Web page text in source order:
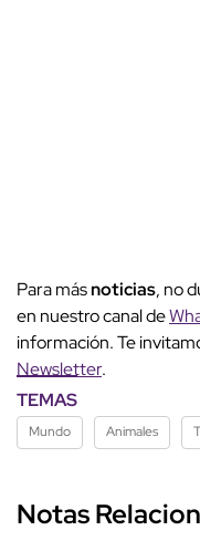
Para másnoticias, no
en nuestro canal de
información. Te
Newsletter.
TEMAS
Mundo Animales
Notas